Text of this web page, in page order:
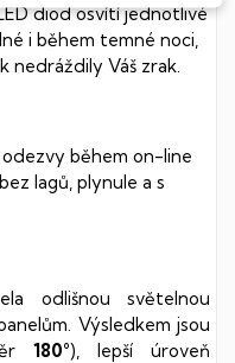
diod osvítí jednotlivé
i během temné noci,
nedráždily Váš zrak.
během on-line
lagů, plynule a s
odlišnou světelnou
Výsledkem jsou
180°), lepší úroveň